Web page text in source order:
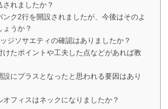
れましたか？
ク2行を開設されましたが、今後はそのよ
ょうか？
ジソサエティの確認はありましたか？
けたポイントや工夫した点などがあれば教
にプラスとなったと思われる要因はあり
フィスはネックになりましたか？